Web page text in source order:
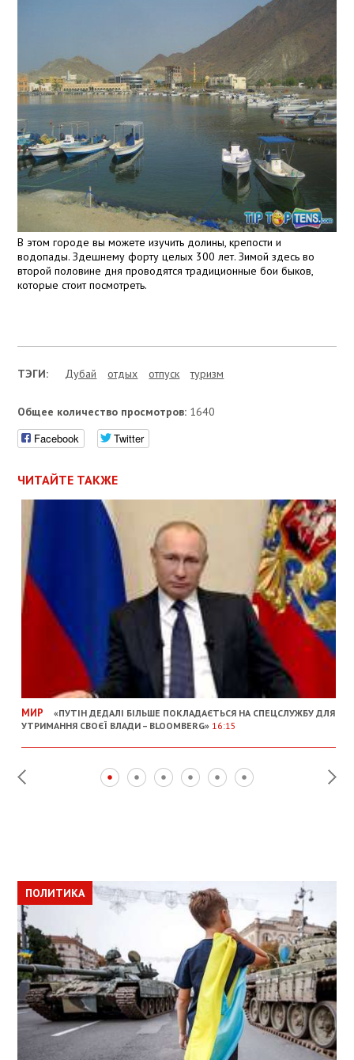
В этом городе вы можете изучить долины, крепости и
водопады. Здешнему форту целых 300 лет. Зимой здесь во
второй половине дня проводятся традиционные бои быков,
которые стоит посмотреть.
ТЭГИ: Дубай отдых отпуск туризм
Общее количество просмотров: 1640
Facebook Twitter
ЧИТАЙТЕ ТАКЖЕ
МИР
«ПУТІН ДЕДАЛІ БІЛЬШЕ ПОКЛАДАЄТЬСЯ НА СПЕЦСЛУЖБУ ДЛЯ
УТРИМАННЯ СВОЄЇ ВЛАДИ – BLOOMBERG» 16:15
ПОЛИТИКА
ПОЛИТИКА
ОБЩЕСТВО
ПОЛИТИКА
ЭКОНОМИКА